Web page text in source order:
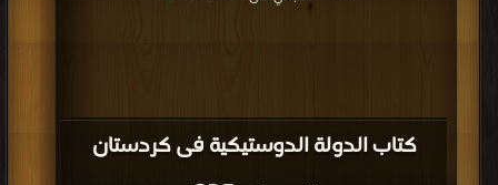
كتاب الدولة الدوستيكية فى كردستان